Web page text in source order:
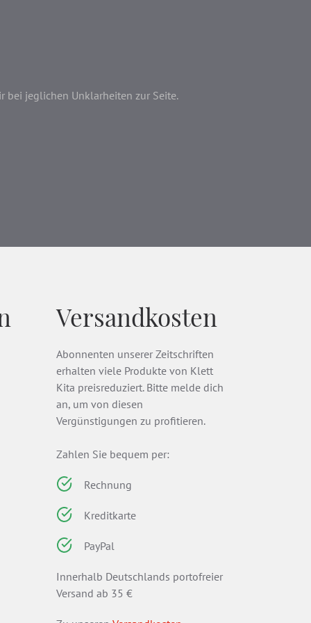
bei jeglichen Unklarheiten zur Seite.
Versandkosten
Abonnenten unserer Zeitschriften
erhalten viele Produkte von Klett
Kita preisreduziert. Bitte melde dich
an, um von diesen
Vergünstigungen zu profitieren.
Zahlen Sie bequem per:
Rechnung
Kreditkarte
PayPal
Innerhalb Deutschlands portofreier
Versand ab 35 €